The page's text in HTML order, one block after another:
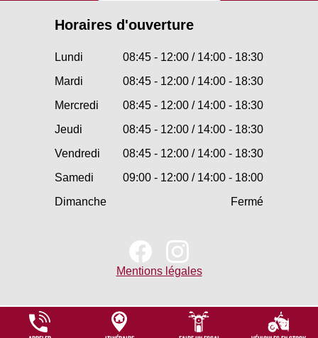
Horaires d'ouverture
Lundi
08:45 - 12:00 / 14:00 - 18:30
Mardi
08:45 - 12:00 / 14:00 - 18:30
Mercredi
08:45 - 12:00 / 14:00 - 18:30
Jeudi
08:45 - 12:00 / 14:00 - 18:30
Vendredi
08:45 - 12:00 / 14:00 - 18:30
Samedi
09:00 - 12:00 / 14:00 - 18:00
Dimanche
Fermé
Mentions légales